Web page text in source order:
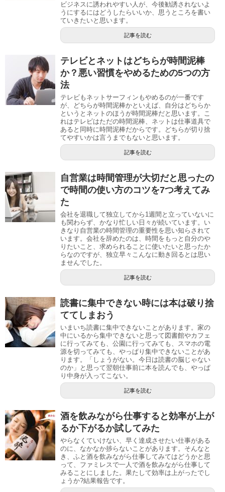
ビジネスに誘われやすい人が、今後勧誘されないよ
うにするにはどうしたらいいか、思うところを書い
ていきたいと思います。
記事を読む
テレビとネットはどちらが時間泥棒
か？悪い習慣をやめるための5つの方
法
テレビもネットサーフィンもやめるのが一番です
が、どちらが時間泥棒かといえば、自分はどちらか
というとネットのほうが時間泥棒だと思います。こ
れはテレビはただの時間泥棒、ネットは仕事道具で
あると同時に時間泥棒だからです。どちらが切り捨
てやすいかは言うまでもないと思います。
記事を読む
自営業は時間管理が大切だと思ったの
で時間の使い方のコツを7つ考えてみ
た
会社を退職して独立してから1週間と立っていないに
も関わらず、かなり忙しい日々が続いています。い
きなり自営業の時間管理の重要性を思い知らされて
います。会社を辞めたのは、時間をもっと自分のや
りたいこと、求められることに使いたいと思ったか
らなのですが、独立早々こんなに動き回るとは思い
ませんでした。
記事を読む
読書に集中できない時には本は破り捨
ててしまおう
いまいち読書に集中できないことがあります。家の
中にいるから集中できないと思って図書館やカフェ
に行ってみても、公園に行ってみても、スマホの電
源を切ってみても、やっぱり集中できないことがあ
ります。「しょうがない。今日は読書の脳じゃない
のか」と思って翌朝仕事前に本を読んでも、やっぱ
り中身が入ってこない。
記事を読む
酒を飲みながら仕事すると効率が上が
るか下がるか試してみた
やらなくていけない、早く達成させたい仕事がある
のに、なかなか捗らないことがあります。そんなと
き、ふと酒を飲みながら仕事してみてはどうかと思
って、ファミレスで一人で酒を飲みながら仕事して
みることにしました。果たして効率は上がったでし
ょうか?結果報告です。